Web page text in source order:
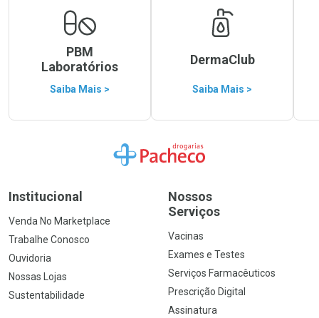
PBM
Laboratórios
Saiba Mais >
DermaClub
Saiba Mais >
Ir para a Home
Institucional
Venda No Marketplace
Trabalhe Conosco
Ouvidoria
Nossas Lojas
Sustentabilidade
Nossos
Serviços
Vacinas
Exames e Testes
Serviços Farmacêuticos
Prescrição Digital
Assinatura